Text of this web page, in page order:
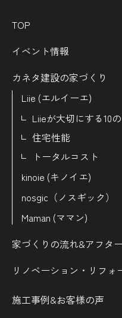
TOP
イベント情報
カネタ建設の家づくり
Liie (エルイーエ)
Liieが大切にする10
住宅性能
トータルコスト
kinoie (キノイエ)
nosgic（ノスギック）
Maman (ママン)
家づくりの流れ&アフタ
リノベーション・リフォ
施工事例&お客様の声